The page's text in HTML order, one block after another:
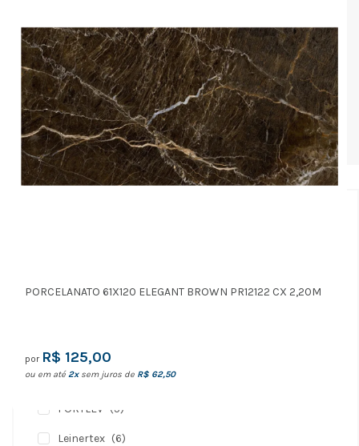
Louças E Metais(7)
Hidráulicos(4)
Elétricos(5)
Básicos (4)
Marcas
FORTLEV (5)
Leinertex (6)
PORCELANATO 61X120 ELEGANT BROWN PR12122 CX 2,20M
por R$ 125,00
ou em até2xsem juros de R$ 62,50